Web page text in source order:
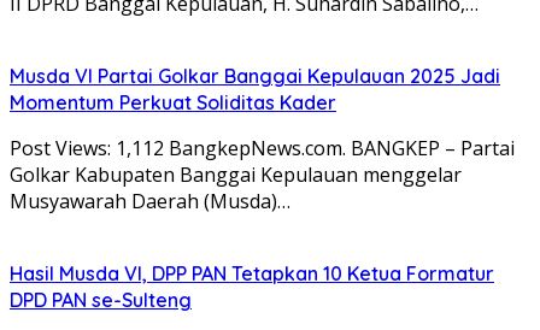
Musda VI Partai Golkar Banggai Kepulauan 2025 Jadi
Momentum Perkuat Soliditas Kader
Post Views: 1,112 BangkepNews.com. BANGKEP – Partai
Golkar Kabupaten Banggai Kepulauan menggelar
Musyawarah Daerah (Musda)…
Hasil Musda VI, DPP PAN Tetapkan 10 Ketua Formatur
DPD PAN se-Sulteng